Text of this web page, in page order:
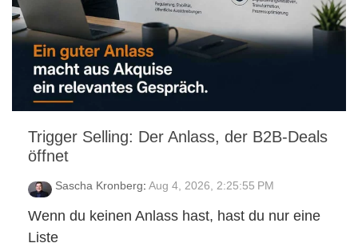
Trigger Selling: Der Anlass, der B2B-Deals
öffnet
Sascha Kronberg: Aug 4, 2026, 2:25:55 PM
Wenn du keinen Anlass hast, hast du nur eine
Liste